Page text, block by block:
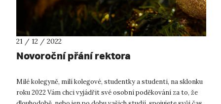
21 / 12 / 2022
Novoroční přání rektora
Milé kolegyně, milí kolegové, studentky a studenti, na sklonku
roku 2022 Vám chci vyjádřit své osobní poděkování za to, že